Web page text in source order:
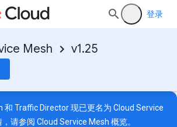
登录
Mesh v1.25
和 Traffic Director 现已更名为 Cloud Service
，请参阅 Cloud Service Mesh 概览。